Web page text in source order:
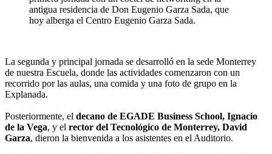
antigua residencia de Don Eugenio Garza Sada, que
hoy alberga el Centro Eugenio Garza Sada.
La segunda y principal jornada se desarrolló en la sede Monterrey
de nuestra Escuela, donde las actividades comenzaron con un
recorrido por las aulas, una comida y una foto de grupo en la
Explanada.
Posteriormente, el decano de EGADE Business School, Ignacio
de la Vega, y el rector del Tecnológico de Monterrey, David
Garza, dieron la bienvenida a los asistentes en el Auditorio.